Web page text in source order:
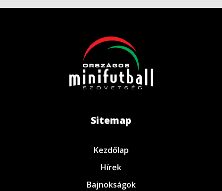
Sitemap
Kezdőlap
Hírek
Bajnokságok